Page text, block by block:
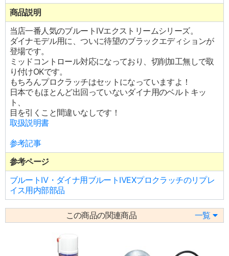
商品説明
当店一番人気のブルートⅣエクストリームシリーズ。
ダイナモデル用に、ついに待望のブラックエディションが
登場です。
ミッドコントロール対応になっており、切削加工無しで取
り付けOKです。
もちろんプロクラッチはセットになっていますよ！
日本でもほとんど出回っていないダイナ用のベルトキッ
ト、
目を引くこと間違いなしです！
取扱説明書
参考記事
参考ページ
ブルートⅣ・ダイナ用ブルートⅣEXプロクラッチのリプレ
イス用内部部品
この商品の関連商品 一覧